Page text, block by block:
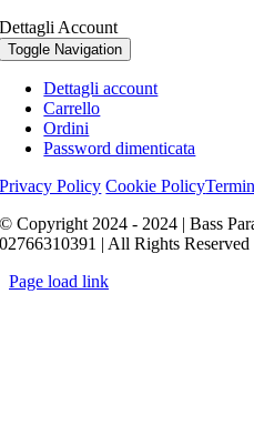
Dettagli Account
Toggle Navigation
Dettagli account
Carrello
Ordini
Password dimenticata
Privacy Policy Cookie Policy
© Copyright 2024 - 2024 | Bass
02766310391 | All Rights
Page load link